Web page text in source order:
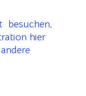
besuchen,
hier